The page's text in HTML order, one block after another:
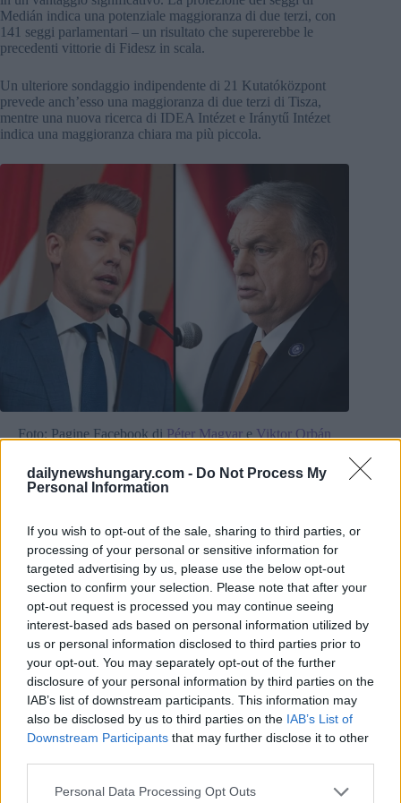
dailynewshungary.com - Do Not Process My
Personal Information
If you wish to opt-out of the sale, sharing to third parties, or
processing of your personal or sensitive information for
targeted advertising by us, please use the below opt-out
section to confirm your selection. Please note that after your
opt-out request is processed you may continue seeing
interest-based ads based on personal information utilized by
us or personal information disclosed to third parties prior to
your opt-out. You may separately opt-out of the further
disclosure of your personal information by third parties on the
IAB’s list of downstream participants. This information may
also be disclosed by us to third parties on the IAB’s List of
Downstream Participants that may further disclose it to other
Please note that this website/app uses one or more Google
Personal Data Processing Opt Outs
Medián indica una potenziale maggioranza di due terzi, con
141 seggi parlamentari – un risultato che supererebbe le
precedenti vittorie di Fidesz in scala.
Un ulteriore sondaggio indipendente di 21 Kutatóközpont
prevede anch’esso una maggioranza di due terzi di Tisza,
mentre una nuova ricerca di IDEA Intézet e Iránytű Intézet
indica una maggioranza chiara ma più piccola.
Foto: Pagine Facebook di Péter Magyar e Viktor Orbán
diverso
Al contrario, le ricerche di organizzazioni come Nézőpont
mostrano pochi movimenti nel sostegno al partito. I loro
risultati indicano che Fidesz mantiene un vantaggio costante
di circa cinque-otto punti percentuali. Tuttavia, anche questi
istituti riconoscono che Fidesz potrebbe perdere diversi
importanti collegi elettorali, tra cui città come Debrecen,
Szolnok e Győr.
Cosa cambierà in Ungheriase Orbán perde? Le tasse, i fondi
dell’Unione Europea, le istituzioni e la vita di tutti i giorni.
Inoltre, decine di migliaia di persone riempiono la Piazza
degli Eroi di Budapest per un
concerto di sette ore contro
I collegi elettorali chiave potrebbero decidere il risultato
i dati dei sondaggi favorisce di poco Tisza, rendendo una